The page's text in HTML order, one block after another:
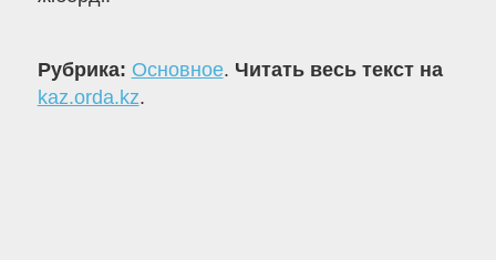
Рубрика: Основное. Читать весь текст на
kaz.orda.kz.